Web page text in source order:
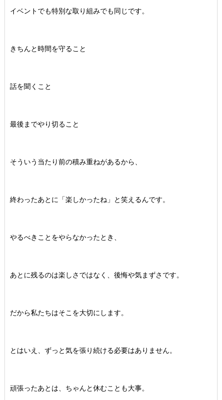
イベントでも特別な取り組みでも同じです。
きちんと時間を守ること
話を聞くこと
最後までやり切ること
そういう当たり前の積み重ねがあるから、
終わったあとに「楽しかったね」と笑えるんです。
やるべきことをやらなかったとき、
あとに残るのは楽しさではなく、後悔や気まずさです。
だから私たちはそこを大切にします。
とはいえ、ずっと気を張り続ける必要はありません。
頑張ったあとは、ちゃんと休むことも大事。